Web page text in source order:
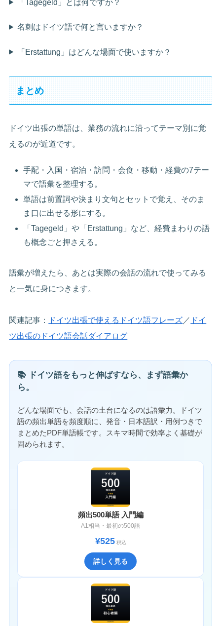
「Tagegeld」とは何ですか？
名刺はドイツ語で何と言いますか？
「Erstattung」はどんな場面で使いますか？
まとめ
ドイツ出張の単語は、業務の流れに沿ってテーマ別に覚
えるのが近道です。
手配・入国・宿泊・訪問・会食・移動・経費の7テー
マで語彙を整理する。
単語は前置詞や決まり文句とセットで覚え、そのま
ま口に出せる形にする。
「Tagegeld」や「Erstattung」など、経費まわりの語
も概念ごと押さえる。
語彙が増えたら、あとは実際の会話の流れで使ってみる
と一気に身につきます。
関連記事： ドイツ出張で使えるドイツ語フレーズ ／ ドイ
ツ出張のドイツ語会話ダイアログ
📚 ドイツ語をもっと伸ばすなら、まず語彙か
ら。
どんな場面でも、会話の土台になるのは語彙力。ドイツ
語の頻出単語を頻度順に、発音・日本語訳・用例つきで
まとめたPDF単語帳です。スキマ時間で効率よく基礎が
固められます。
頻出500単語 入門編
A1相当・最初の500語
¥525税込
詳しく見る